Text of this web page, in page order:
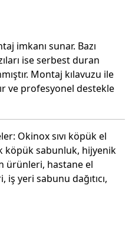
imkanı sunar. Bazı
ise serbest duran
Montaj kılavuzu ile
ve profesyonel destekle
Okinox sıvı köpük el
köpük sabunluk, hijyenik
ürünleri, hastane el
yeri sabunu dağıtıcı,